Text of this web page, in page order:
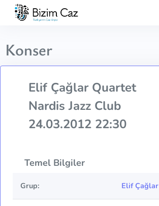
Konser
Elif Çağlar Quartet
Nardis Jazz Club
24.03.2012 22:30
Temel Bilgiler
Grup: Elif